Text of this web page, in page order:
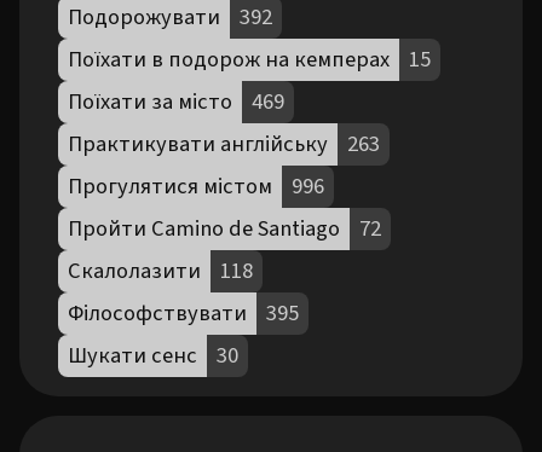
Подорожувати
392
Поїхати в подорож на кемперах
15
Поїхати за місто
469
Практикувати англійську
263
Прогулятися містом
996
Пройти Camino de Santiago
72
Скалолазити
118
Філософствувати
395
Шукати сенс
30